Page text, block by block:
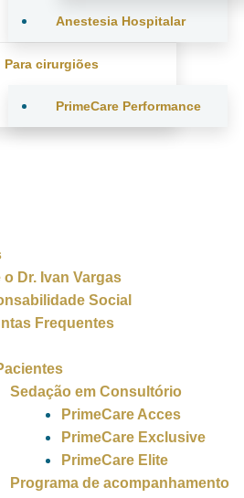
Anestesia Hospitalar
Para cirurgiões
PrimeCare Performance
o Dr. Ivan Vargas
Social
Frequentes
Sedação em Consultório
PrimeCare Acces
PrimeCare Exclusive
PrimeCare Elite
Programa de acompanhamento